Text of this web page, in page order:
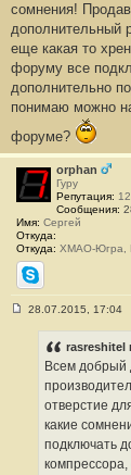
н
и
#
8
сомнения!
дополнительный
еще какая то
форуму все
дополнительно
понимаю можно
форуме?
orphan
Гуру
Репутация:
Сообщения:
Имя: Сергей
Откуда:
Откуда: ХМАО-Югра,
Skype
28.07.2015, 17:04
rasreshitel
Всем добрый
отверстие
какие
подключать
компрессора,